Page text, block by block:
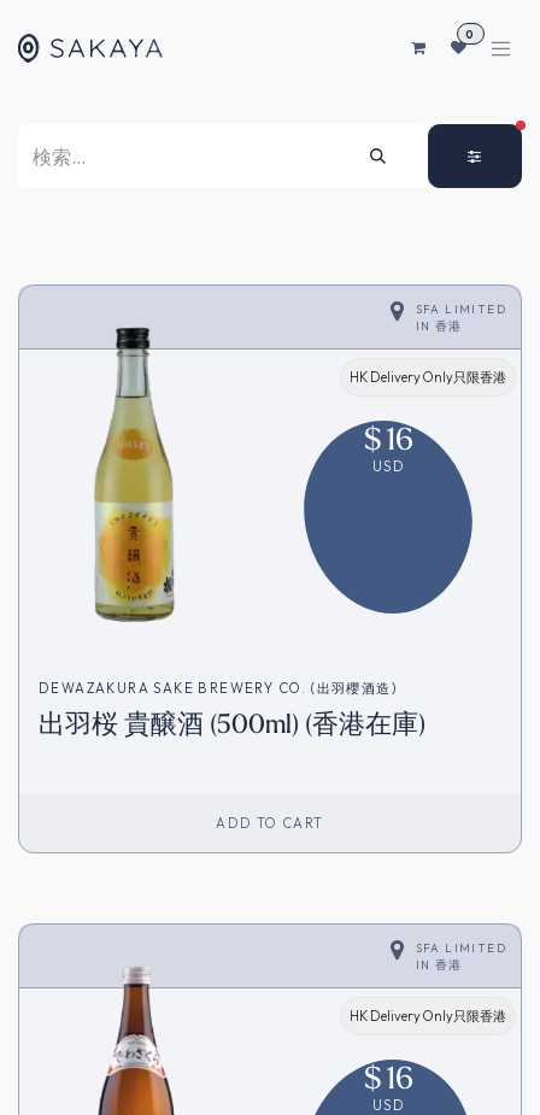
0
SFA LIMITED
IN 香港
HK Delivery Only只限香港
$16
USD
DEWAZAKURA SAKE BREWERY CO. (出羽櫻酒造)
出羽桜 貴醸酒 (500ml) (香港在庫)
ADD TO CART
SFA LIMITED
IN 香港
HK Delivery Only只限香港
$16
USD